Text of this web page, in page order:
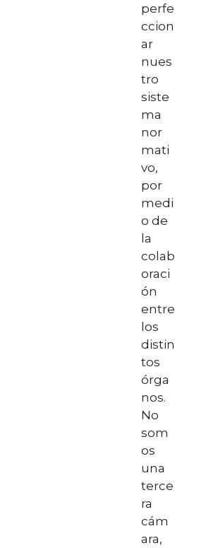
perfe
ccion
ar
nues
tro
siste
ma
nor
mati
vo,
por
medi
o de
la
colab
oraci
ón
entre
los
distin
tos
órga
nos.
No
som
os
una
terce
ra
cám
ara,